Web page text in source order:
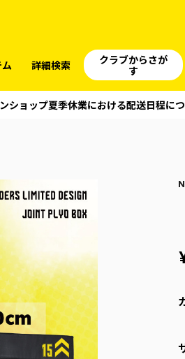
ム 詳細検索
クラブからさが
す
ショップ夏季休業における配送日程に